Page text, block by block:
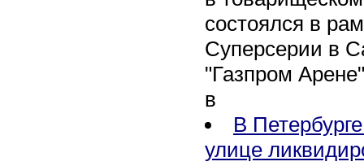
состоялся в
Суперсерии в
"Газпром
в
В
улице